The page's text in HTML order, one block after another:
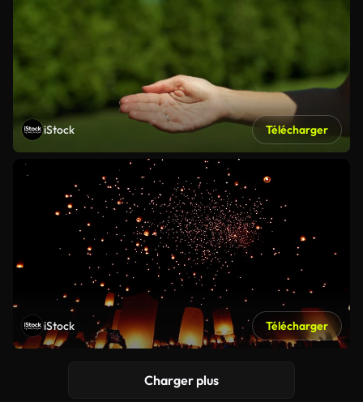
iStock Télécharger
iStock Télécharger
Charger plus